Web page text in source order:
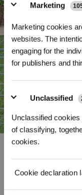
Marketing
Marketing cookies
websites. The
engaging for the
for publishers and
Unclassified
Unclassified
of classifying,
cookies.
Cookie declaration
couverture à 100 %* à
impeccable.
* Les nouveaux inscrits
€ sur leur première